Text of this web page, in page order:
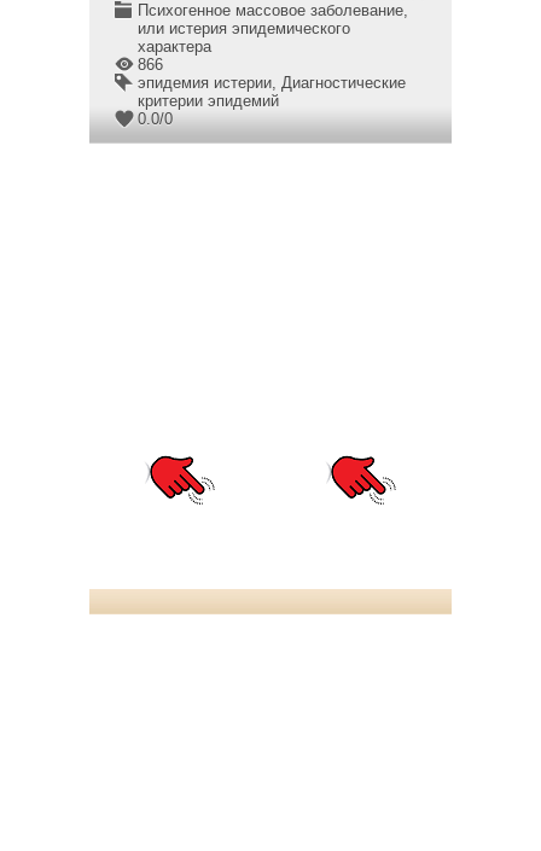
Психогенное массовое заболевание,
или истерия эпидемического
характера
866
эпидемия истерии, Диагностические
критерии эпидемий
0.0/0